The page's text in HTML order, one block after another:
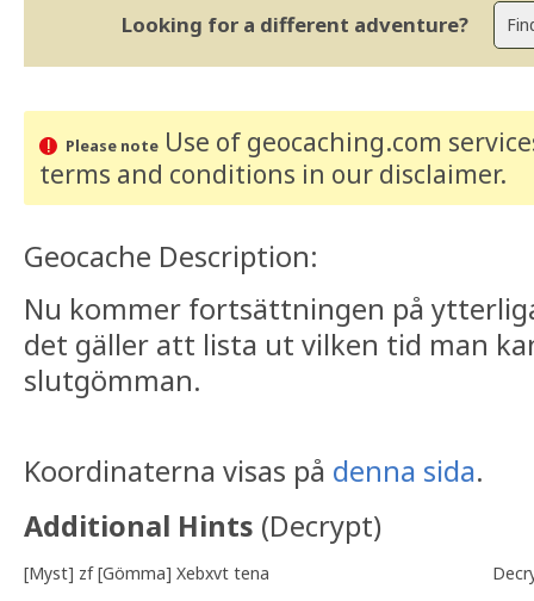
Looking for a different adventure?
Please noteUse of geocaching.com
terms and conditions in our disclaimer.
Geocache Description:
Nu kommer fortsättningen på
det gäller att lista ut vilken tid man
slutgömman.
Koordinaterna visas på denna sida.
Additional Hints (Decrypt)
[Myst] zf [Gömma] Xebxvt tena